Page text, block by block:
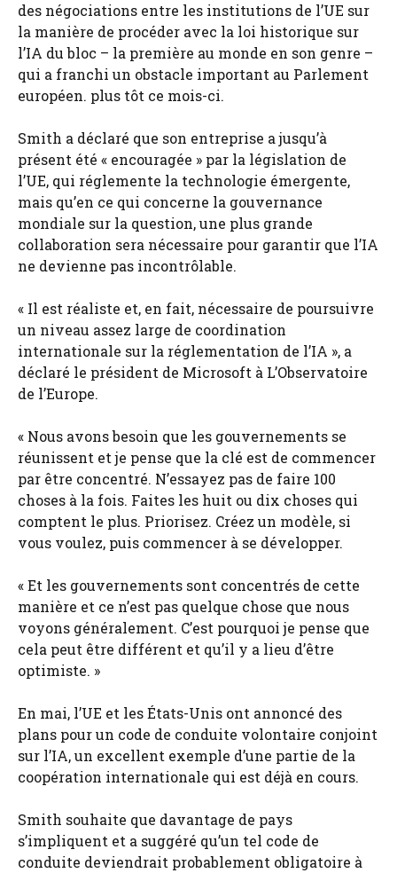
des négociations entre les institutions de l’UE sur
la manière de procéder avec la loi historique sur
l’IA du bloc – la première au monde en son genre –
qui a franchi un obstacle important au Parlement
européen. plus tôt ce mois-ci.
Smith a déclaré que son entreprise a jusqu’à
présent été « encouragée » par la législation de
l’UE, qui réglemente la technologie émergente,
mais qu’en ce qui concerne la gouvernance
mondiale sur la question, une plus grande
collaboration sera nécessaire pour garantir que l’IA
ne devienne pas incontrôlable.
« Il est réaliste et, en fait, nécessaire de poursuivre
un niveau assez large de coordination
internationale sur la réglementation de l’IA », a
déclaré le président de Microsoft à L’Observatoire
de l’Europe.
« Nous avons besoin que les gouvernements se
réunissent et je pense que la clé est de commencer
par être concentré. N’essayez pas de faire 100
choses à la fois. Faites les huit ou dix choses qui
comptent le plus. Priorisez. Créez un modèle, si
vous voulez, puis commencer à se développer.
« Et les gouvernements sont concentrés de cette
manière et ce n’est pas quelque chose que nous
voyons généralement. C’est pourquoi je pense que
cela peut être différent et qu’il y a lieu d’être
optimiste. »
En mai, l’UE et les États-Unis ont annoncé des
plans pour un code de conduite volontaire conjoint
sur l’IA, un excellent exemple d’une partie de la
coopération internationale qui est déjà en cours.
Smith souhaite que davantage de pays
s’impliquent et a suggéré qu’un tel code de
conduite deviendrait probablement obligatoire à